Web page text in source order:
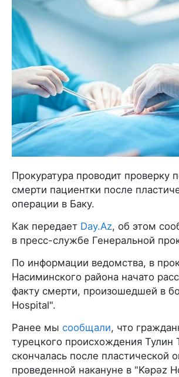
Прокуратура проводит проверку
смерти пациентки после
операции в Баку.
Как передает Day.Az, об этом
в пресс-службе Генеральной
По информации ведомства, в
Насиминского района начато
факту смерти, произошедшей в
Hospital".
Ранее мы сообщали, что
турецкого происхождения Тулин
скончалась после пластической
проведенной накануне в "Kəpəz